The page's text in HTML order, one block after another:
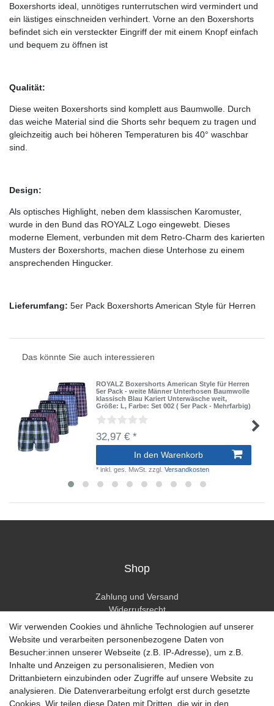
Boxershorts ideal, unnötiges runterrutschen wird vermindert und
ein lästiges einschneiden verhindert. Vorne an den Boxershorts
befindet sich ein versteckter Eingriff der mit einem Knopf einfach
und bequem zu öffnen ist
Qualität:
Diese weiten Boxershorts sind komplett aus Baumwolle. Durch
das weiche Material sind die Shorts sehr bequem zu tragen und
gleichzeitig auch bei höheren Temperaturen bis 40° waschbar
sind.
Design:
Als optisches Highlight, neben dem klassischen Karomuster,
wurde in den Bund das ROYALZ Logo eingewebt. Dieses
moderne Element, verbunden mit dem Retro-Charm des karierten
Musters der Boxershorts, machen diese Unterhose zu einem
ansprechenden Hingucker.
Lieferumfang: 5er Pack Boxershorts American Style für Herren
Das könnte Sie auch interessieren
ROYALZ Boxershorts American Style für Herren
5er Pack - weite Männer Unterhosen Baumwolle
klassisch Blau Kariert Unterwäsche weit,
Größe: L, Farbe: Set 002 ( 5er Pack - Mehrfarbig)
32,97 € *
In den Warenkorb
*inkl. ges. MwSt. zzgl.Versandkosten
Shop
Zahlung und Versand
Widerrufsrecht
Widerrufsformular
Hilfe
Mein Konto
Registrieren
Anmelden
Wir verwenden Cookies und ähnliche Technologien auf unserer
Website und verarbeiten personenbezogene Daten von
Besucher:innen unserer Webseite (z.B. IP-Adresse), um z.B.
Inhalte und Anzeigen zu personalisieren, Medien von
Drittanbietern einzubinden oder Zugriffe auf unsere Website zu
analysieren. Die Datenverarbeitung erfolgt erst durch gesetzte
Cookies. Wir teilen diese Daten mit Dritten, die wir in den